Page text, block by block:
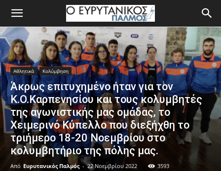
Αθλητικά Κολύμβηση
Άκρως επιτυχημένο ήταν για τον
Κ.Ο.Καρπενησίου και τους κολυμβητές
της αγωνιστικής μας ομάδας, το
Χειμερινό Κύπελλο που διεξήχθη το
τριήμερο 18-20 Νοεμβρίου στο
κολυμβητήριο της πόλης μας.
Από Ευρυτανικός Παλμός - 22 Νοεμβρίου 2022 3593